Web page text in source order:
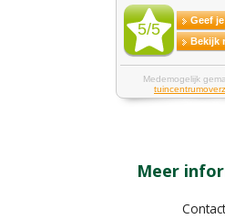
Meer
Contact